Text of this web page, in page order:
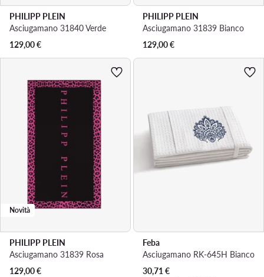
PHILIPP PLEIN
Asciugamano 31840 Verde
129,00€
PHILIPP PLEIN
Asciugamano 31839 Bianco
129,00€
Novità
PHILIPP PLEIN
Asciugamano 31839 Rosa
129,00€
Feba
Asciugamano RK-645H Bianco
Prezzo attuale
30,71 €